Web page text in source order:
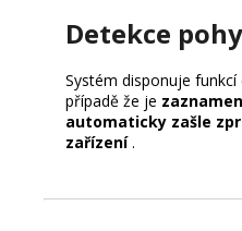
Detekce
Systém disponuje funkcí
případě že je
automaticky zašle
zařízení.